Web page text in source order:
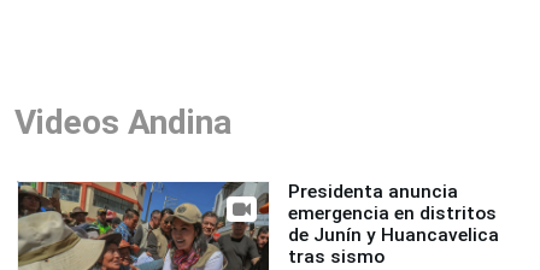
Videos Andina
Presidenta anuncia
emergencia en distritos
de Junín y Huancavelica
tras sismo